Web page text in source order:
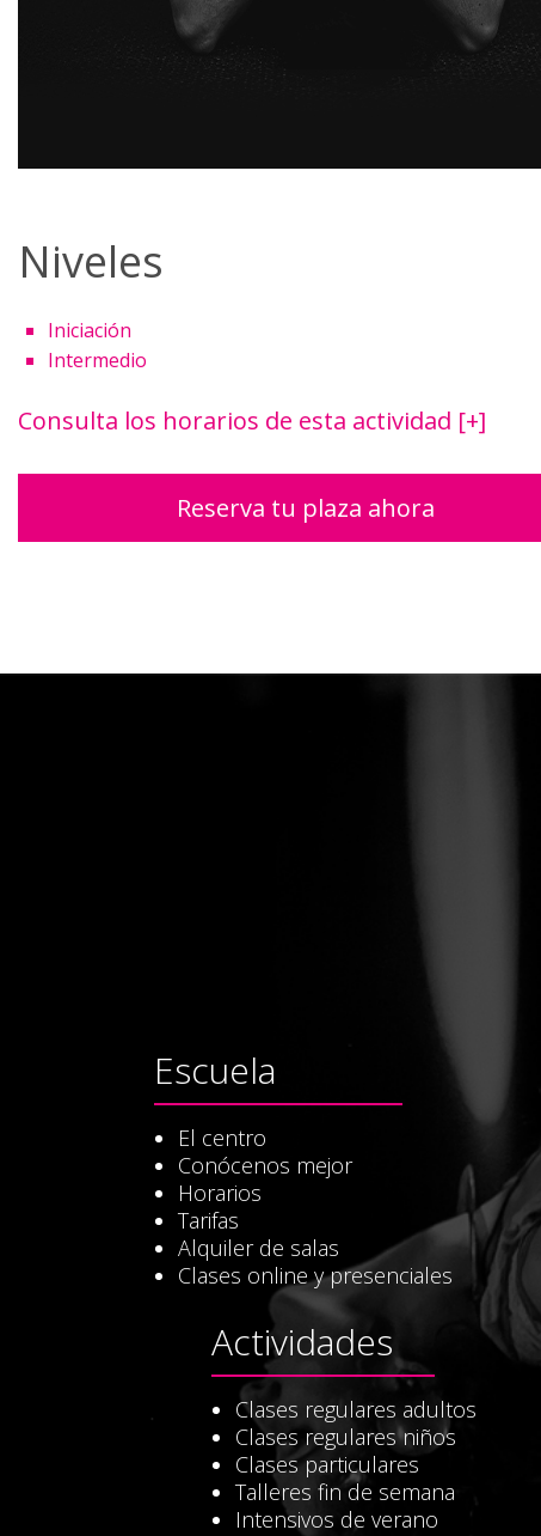
Niveles
Iniciación
Intermedio
Consulta los horarios de esta actividad [+]
Reserva tu plaza ahora
Escuela
El centro
Conócenos mejor
Horarios
Tarifas
Alquiler de salas
Clases online y presenciales
Actividades
Clases regulares adultos
Clases regulares niños
Clases particulares
Talleres fin de semana
Intensivos de verano